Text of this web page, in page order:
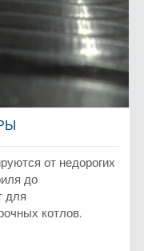
от недорогих
до
для
котлов.